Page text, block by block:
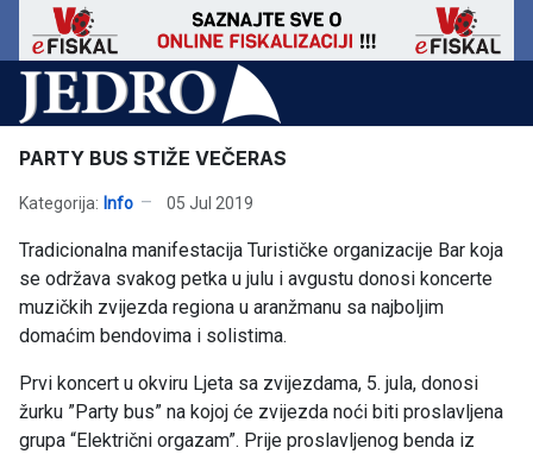
PARTY BUS STIŽE VEČERAS
Kategorija: Info 05 Jul 2019
Tradicionalna manifestacija Turističke organizacije Bar koja
se održava svakog petka u julu i avgustu donosi koncerte
muzičkih zvijezda regiona u aranžmanu sa najboljim
domaćim bendovima i solistima.
Prvi koncert u okviru Ljeta sa zvijezdama, 5. jula, donosi
žurku ”Party bus” na kojoj će zvijezda noći biti proslavljena
grupa “Električni orgazam”. Prije proslavljenog benda iz